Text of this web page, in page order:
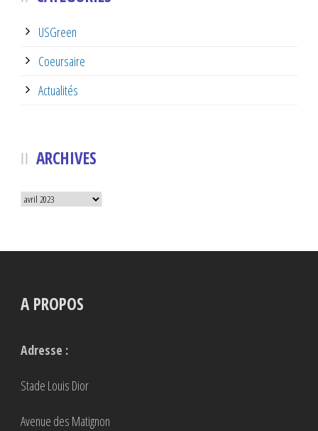
USGreen
Coeursaire
Actualités
ARCHIVES
Archives
A PROPOS
Adresse :
Stade Louis Dior
Avenue des Matignon